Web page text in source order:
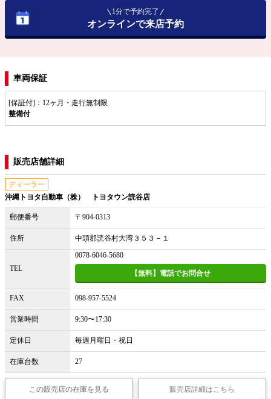
1分で予約完了
オンラインで来店予約
車両保証
[保証付]：12ヶ月・走行無制限
整備付
販売店舗詳細
ディーラー
沖縄トヨタ自動車（株） トヨタウン読谷店
郵便番号 〒904-0313
住所 中頭郡読谷村大湾３５３－１
TEL
0078-6046-5680
【無料】電話でお問合せ
FAX 098-957-5524
営業時間 9:30〜17:30
定休日 毎週月曜日・祝日
在庫台数 27
この販売店の在庫を見る 販売店詳細はこちら